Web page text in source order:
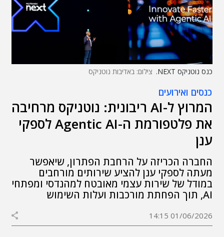
כנס נוטניקס NEXT. צילום: באדיבות נוטניקס
כנסים ואירועים
המרוץ ל-AI ריבונית: נוטניקס מרחיבה
את פלטפורמת ה-Agentic AI לספקי
ענן
החברה הכריזה על הרחבת הפתרון, שיאפשר
מעתה לספקי ענן להציע שירותים מורחבים
במודל של שירות עצמי מאובטח למהנדסי ומפתחי
AI, תוך הפחתת מורכבות ועלות השימוש
01/06/2026 14:15